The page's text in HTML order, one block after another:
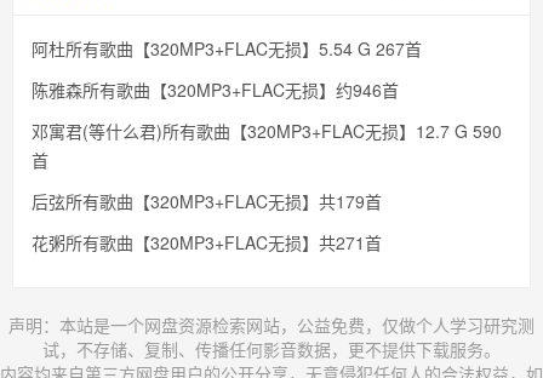
阿杜所有歌曲【320MP3+FLAC无损】5.54 G 267首
陈雅森所有歌曲【320MP3+FLAC无损】约946首
邓寓君(等什么君)所有歌曲【320MP3+FLAC无损】12.7 G 590
首
后弦所有歌曲【320MP3+FLAC无损】共179首
花粥所有歌曲【320MP3+FLAC无损】共271首
声明：本站是一个网盘资源检索网站，公益免费，仅做个人学习研究测
试，不存储、复制、传播任何影音数据，更不提供下载服务。
内容均来自第三方网盘用户的公开分享，无意侵犯任何人的合法权益，如